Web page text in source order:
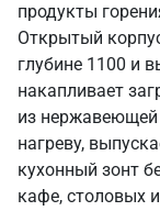
продукты
Открытый
глубине 1100 и
накапливает
из нержавеющей
нагреву,
кухонный зонт
кафе, столовых